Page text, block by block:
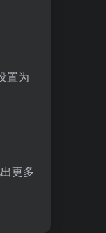
置为
更多